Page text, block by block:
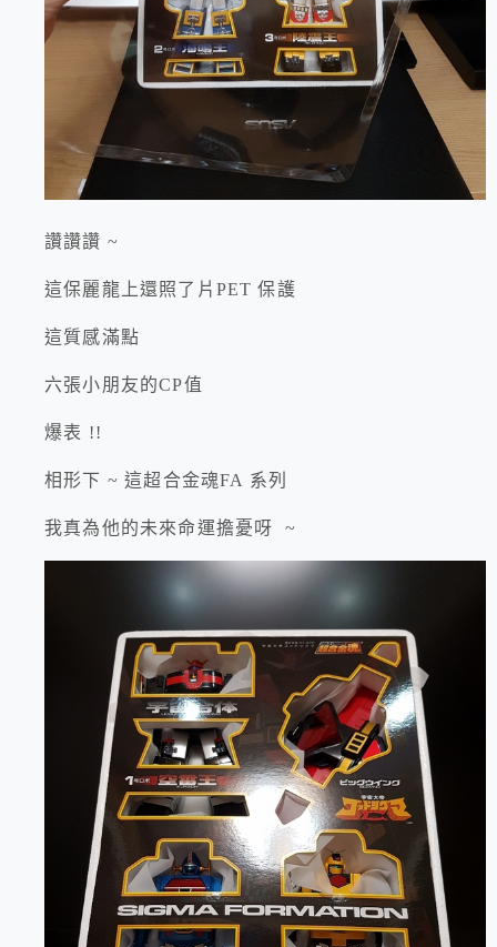
讚讚讚 ~
這保麗龍上還照了片PET 保護
這質感滿點
六張小朋友的CP值
爆表 !!
相形下 ~ 這超合金魂FA 系列
我真為他的未來命運擔憂呀 ~